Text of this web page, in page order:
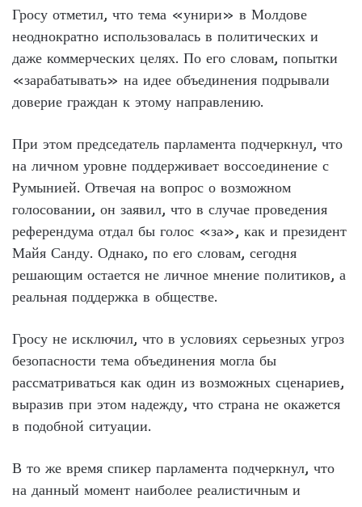
Гросу отметил, что тема «унири» в Молдове
неоднократно использовалась в политических и
даже коммерческих целях. По его словам, попытки
«зарабатывать» на идее объединения подрывали
доверие граждан к этому направлению.
При этом председатель парламента подчеркнул, что
на личном уровне поддерживает воссоединение с
Румынией. Отвечая на вопрос о возможном
голосовании, он заявил, что в случае проведения
референдума отдал бы голос «за», как и президент
Майя Санду. Однако, по его словам, сегодня
решающим остается не личное мнение политиков, а
реальная поддержка в обществе.
Гросу не исключил, что в условиях серьезных угроз
безопасности тема объединения могла бы
рассматриваться как один из возможных сценариев,
выразив при этом надежду, что страна не окажется
в подобной ситуации.
В то же время спикер парламента подчеркнул, что
на данный момент наиболее реалистичным и